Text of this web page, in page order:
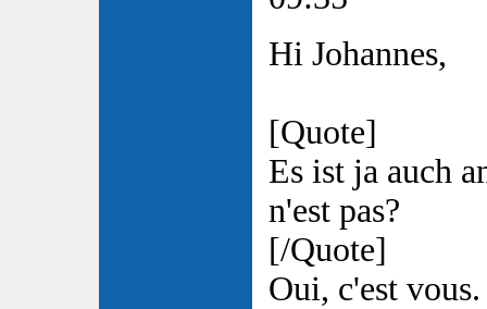
Hi Johannes,
[Quote]
Es ist ja auch
n'est pas?
[/Quote]
Oui, c'est vous.